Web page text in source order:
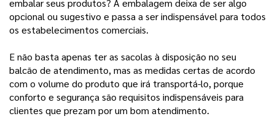
embalar seus produtos? A embalagem deixa de ser algo
opcional ou sugestivo e passa a ser indispensável para todos
os estabelecimentos comerciais.
E não basta apenas ter as sacolas à disposição no seu
balcão de atendimento, mas as medidas certas de acordo
com o volume do produto que irá transportá-lo, porque
conforto e segurança são requisitos indispensáveis para
clientes que prezam por um bom atendimento.